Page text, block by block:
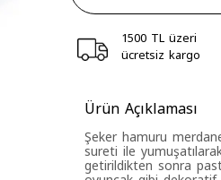
1500 TL üzeri
ücretsiz kargo
Ürün Açıklaması
Şeker hamuru
sureti ile
getirildikten sonra